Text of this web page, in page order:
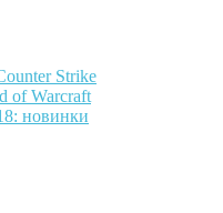
Strike
of Warcraft
новинки